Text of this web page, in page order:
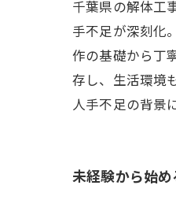
千葉県の解体工
手不足が深刻化
作の基礎から丁
存し、生活環境
人手不足の背景
未経験から始